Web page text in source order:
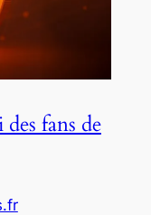
fans de